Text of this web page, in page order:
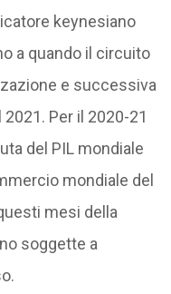
keynesiano
a quando il circuito
e successiva
Per il 2020-21
del PIL mondiale
mondiale del
mesi della
soggette a